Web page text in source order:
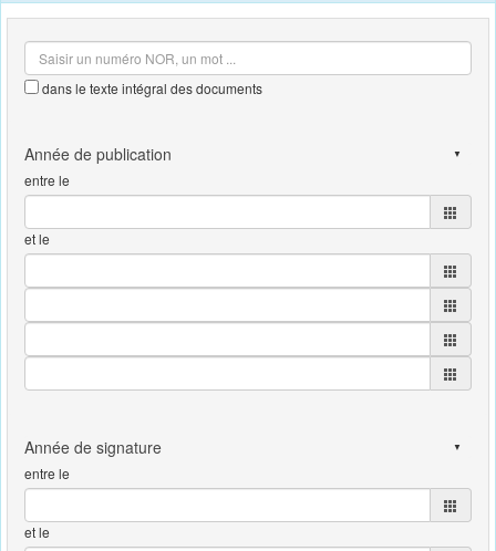
outils
dans le texte intégral des documents
entre le
et le
entre le
et le